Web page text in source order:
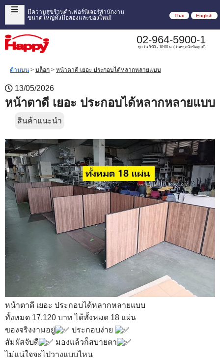
มีความสุขร้านค้าเฟอร์นิเจอร์สำนักงาน
ขนาดใหญ่ทั้งมือสองและของใหม่!
Thai English
02-964-5900-1
ทุกวัน 9:00 - 18:00 น. (วันหยุดนักขัตฤกษ์)
ด้านบน > บล็อก > หน้าตาดี เยอะ ประกอบได้หลากหลายแบบ
13/05/2026
หน้าตาดี เยอะ ประกอบได้หลากหลายแบบ
สินค้าแนะนำ
หน้าตาดี เยอะ ประกอบได้หลากหลายแบบ
ทั้งหมด 17,120 บาท ได้ทั้งหมด 18 แผ่น
ของจริงงามอยู่
ประกอบง่าย
สัมผัสจับดี
มองแล้วก็สบายตา
ไม่แน่ใจจะไปวางแบบไหน